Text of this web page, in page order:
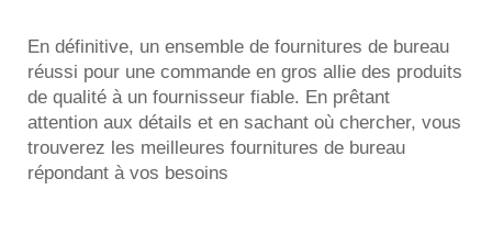
En définitive, un ensemble de fournitures de bureau
réussi pour une commande en gros allie des produits
de qualité à un fournisseur fiable. En prêtant
attention aux détails et en sachant où chercher, vous
trouverez les meilleures fournitures de bureau
répondant à vos besoins